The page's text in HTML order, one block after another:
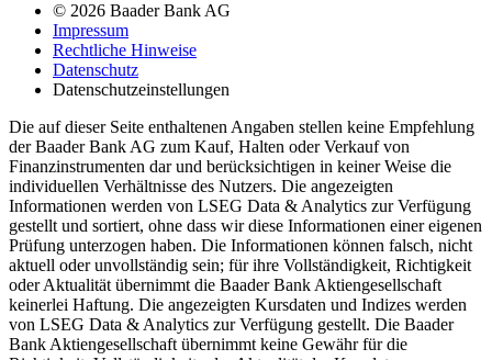
© 2026 Baader Bank AG
Impressum
Rechtliche Hinweise
Datenschutz
Datenschutzeinstellungen
Die auf dieser Seite enthaltenen Angaben stellen keine Empfehlung
der Baader Bank AG zum Kauf, Halten oder Verkauf von
Finanzinstrumenten dar und berücksichtigen in keiner Weise die
individuellen Verhältnisse des Nutzers. Die angezeigten
Informationen werden von LSEG Data & Analytics zur Verfügung
gestellt und sortiert, ohne dass wir diese Informationen einer eigenen
Prüfung unterzogen haben. Die Informationen können falsch, nicht
aktuell oder unvollständig sein; für ihre Vollständigkeit, Richtigkeit
oder Aktualität übernimmt die Baader Bank Aktiengesellschaft
keinerlei Haftung. Die angezeigten Kursdaten und Indizes werden
von LSEG Data & Analytics zur Verfügung gestellt. Die Baader
Bank Aktiengesellschaft übernimmt keine Gewähr für die